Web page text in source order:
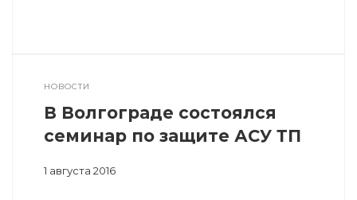
НОВОСТИ
В Волгограде состоялся
семинар по защите АСУ ТП
1 августа 2016